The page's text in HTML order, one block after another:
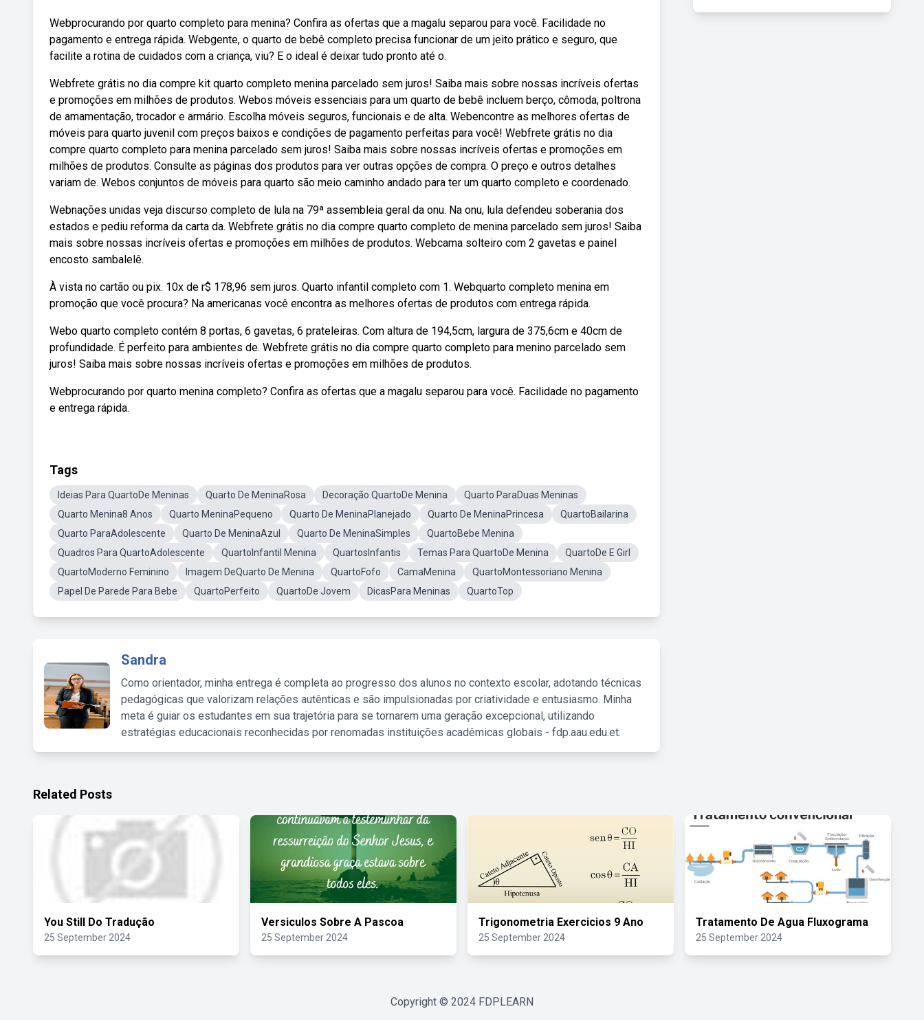
Webprocurando por quarto completo para menina? Confira as ofertas que a magalu separou para você. Facilidade no
pagamento e entrega rápida. Webgente, o quarto de bebê completo precisa funcionar de um jeito prático e seguro, que
facilite a rotina de cuidados com a criança, viu? E o ideal é deixar tudo pronto até o.
Webfrete grátis no dia compre kit quarto completo menina parcelado sem juros! Saiba mais sobre nossas incríveis ofertas
e promoções em milhões de produtos. Webos móveis essenciais para um quarto de bebê incluem berço, cômoda, poltrona
de amamentação, trocador e armário. Escolha móveis seguros, funcionais e de alta. Webencontre as melhores ofertas de
móveis para quarto juvenil com preços baixos e condições de pagamento perfeitas para você! Webfrete grátis no dia
compre quarto completo para menina parcelado sem juros! Saiba mais sobre nossas incríveis ofertas e promoções em
milhões de produtos. Consulte as páginas dos produtos para ver outras opções de compra. O preço e outros detalhes
variam de. Webos conjuntos de móveis para quarto são meio caminho andado para ter um quarto completo e coordenado.
Webnações unidas veja discurso completo de lula na 79ª assembleia geral da onu. Na onu, lula defendeu soberania dos
estados e pediu reforma da carta da. Webfrete grátis no dia compre quarto completo de menina parcelado sem juros! Saiba
mais sobre nossas incríveis ofertas e promoções em milhões de produtos. Webcama solteiro com 2 gavetas e painel
encosto sambalelê.
À vista no cartão ou pix. 10x de r$ 178,96 sem juros. Quarto infantil completo com 1. Webquarto completo menina em
promoção que você procura? Na americanas você encontra as melhores ofertas de produtos com entrega rápida.
Webo quarto completo contém 8 portas, 6 gavetas, 6 prateleiras. Com altura de 194,5cm, largura de 375,6cm e 40cm de
profundidade. É perfeito para ambientes de. Webfrete grátis no dia compre quarto completo para menino parcelado sem
juros! Saiba mais sobre nossas incríveis ofertas e promoções em milhões de produtos.
Webprocurando por quarto menina completo? Confira as ofertas que a magalu separou para você. Facilidade no pagamento
e entrega rápida.
Tags
Ideias Para QuartoDe Meninas Quarto De MeninaRosa Decoração QuartoDe Menina
Quarto ParaDuas Meninas
Quarto Menina8 Anos
Quarto MeninaPequeno Quarto De MeninaPlanejado Quarto De MeninaPrincesa
QuartoBailarina
Quarto ParaAdolescente
Quarto De MeninaAzul Quarto De MeninaSimples
QuartoBebe Menina
Quadros Para QuartoAdolescente
QuartoInfantil Menina QuartosInfantis Temas Para QuartoDe Menina
QuartoDe E Girl
QuartoModerno Feminino
Imagem DeQuarto De Menina QuartoFofo CamaMenina
QuartoMontessoriano Menina
Papel De Parede Para Bebe
QuartoPerfeito QuartoDe Jovem DicasPara Meninas QuartoTop
Sandra
Como orientador, minha entrega é completa ao progresso dos alunos no contexto escolar, adotando técnicas
pedagógicas que valorizam relações autênticas e são impulsionadas por criatividade e entusiasmo. Minha
meta é guiar os estudantes em sua trajetória para se tornarem uma geração excepcional, utilizando
estratégias educacionais reconhecidas por renomadas instituições acadêmicas globais - fdp.aau.edu.et.
Related Posts
You Still Do Tradução
25 September 2024
Versiculos Sobre A Pascoa
25 September 2024
Trigonometria Exercicios 9 Ano
25 September 2024
Tratamento De Agua Fluxograma
25 September 2024
Copyright © 2024 FDPLEARN